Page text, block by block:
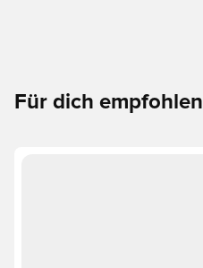
Für dich empfohlen